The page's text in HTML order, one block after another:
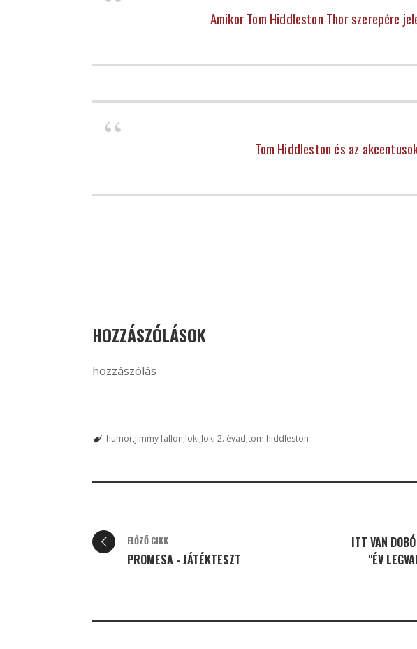
Amikor Tom Hiddleston Thor szerepére
Tom Hiddleston és az
HOZZÁSZÓLÁSOK
hozzászólás
humor jimmy fallon loki loki 2. évad tom hiddleston
ELŐZŐ CIKK
PROMESA - JÁTÉKTESZT
ITT VAN
"ÉV